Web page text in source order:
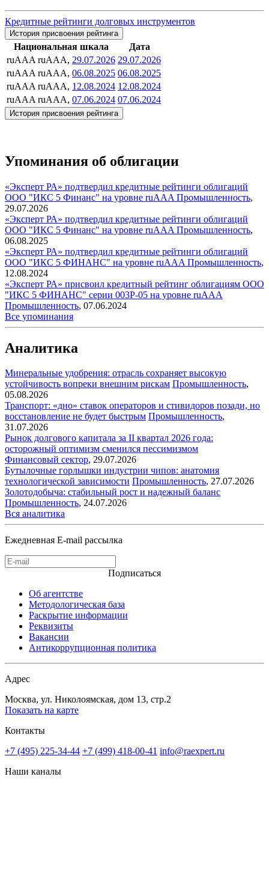
Кредитные рейтинги долговых инструментов
История присвоения рейтинга
Национальная шкала
Дата
ruAAA ruAAA, 29.07.2026 29.07.2026
ruAAA ruAAA, 06.08.2025 06.08.2025
ruAAA ruAAA, 12.08.2024 12.08.2024
ruAAA ruAAA, 07.06.2024 07.06.2024
История присвоения рейтинга
Упоминания об облигации
«Эксперт РА» подтвердил кредитные рейтинги облигаций
ООО "ИКС 5 Финанс" на уровне ruAAA Промышленность,
29.07.2026
«Эксперт РА» подтвердил кредитные рейтинги облигаций
ООО "ИКС 5 Финанс" на уровне ruAAA Промышленность,
06.08.2025
«Эксперт РА» подтвердил кредитные рейтинги облигаций
ООО "ИКС 5 ФИНАНС" на уровне ruAAA Промышленность,
12.08.2024
«Эксперт РА» присвоил кредитный рейтинг облигациям ООО
"ИКС 5 ФИНАНС" серии 003Р-05 на уровне ruAAA
Промышленность, 07.06.2024
Все упоминания
Аналитика
Минеральные удобрения: отрасль сохраняет высокую
устойчивость вопреки внешним рискам Промышленность,
05.08.2026
Транспорт: «дно» ставок операторов и стивидоров позади, но
восстановление не будет быстрым Промышленность,
31.07.2026
Рынок долгового капитала за II квартал 2026 года:
осторожный оптимизм сменился пессимизмом
Финансовый сектор, 29.07.2026
Бутылочные горлышки индустрии чипов: анатомия
технологической зависимости Промышленность, 27.07.2026
Золотодобыча: стабильный рост и надежный баланс
Промышленность, 24.07.2026
Вся аналитика
Ежедневная E-mail рассылка
Подписаться
Об агентстве
Методологическая база
Раскрытие информации
Реквизиты
Вакансии
Антикоррупционная политика
Адрес
Москва, ул. Николоямская, дом 13, стр.2
Показать на карте
Контакты
+7 (495) 225-34-44 +7 (499) 418-00-41 info@raexpert.ru
Наши каналы